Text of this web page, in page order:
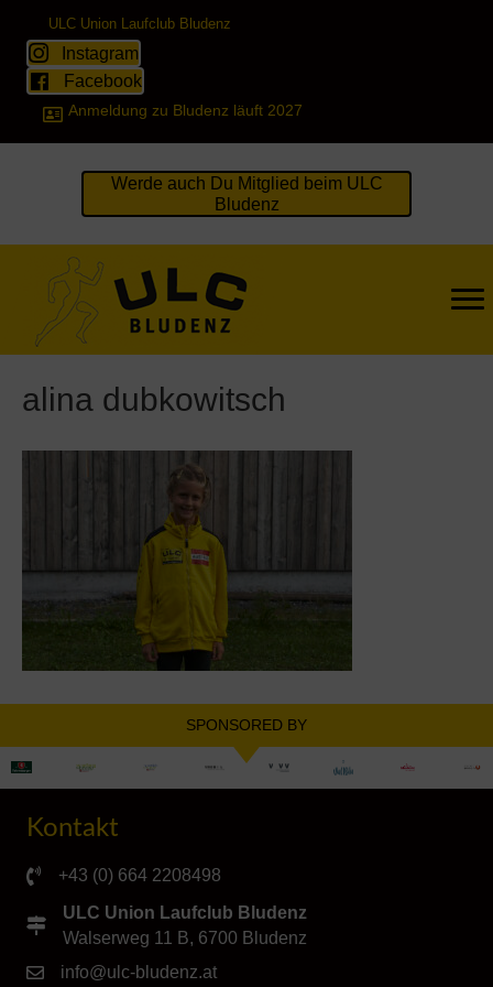
ULC Union Laufclub Bludenz
Instagram
Facebook
Anmeldung zu Bludenz läuft 2027
Werde auch Du Mitglied beim ULC
Bludenz
alina dubkowitsch
SPONSORED BY
Kontakt
+43 (0) 664 2208498
ULC Union Laufclub Bludenz
Walserweg 11 B, 6700 Bludenz
info@ulc-bludenz.at